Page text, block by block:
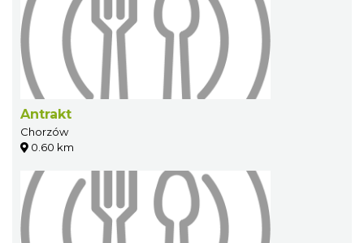
Antrakt
Chorzów
0.60 km